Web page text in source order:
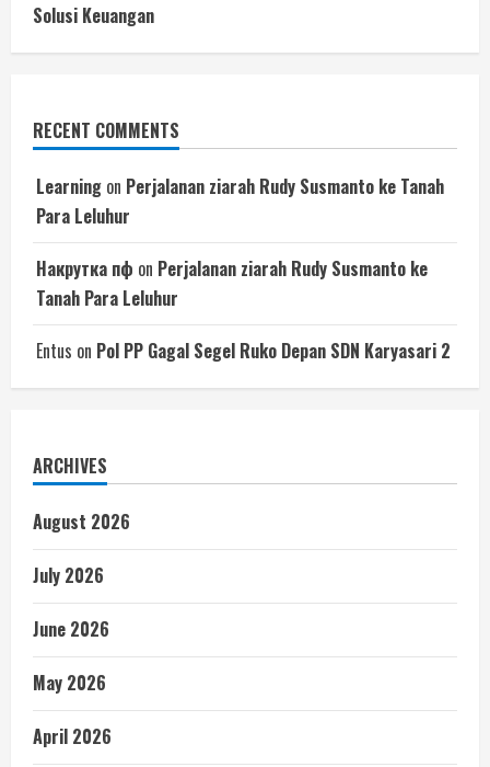
Solusi Keuangan
RECENT COMMENTS
Learning on Perjalanan ziarah Rudy Susmanto ke Tanah
Para Leluhur
Накрутка пф on Perjalanan ziarah Rudy Susmanto ke
Tanah Para Leluhur
Entus on Pol PP Gagal Segel Ruko Depan SDN Karyasari 2
ARCHIVES
August 2026
July 2026
June 2026
May 2026
April 2026